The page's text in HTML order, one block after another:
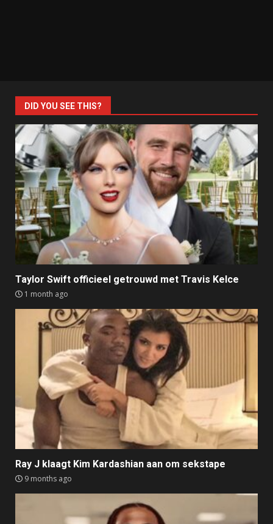
DID YOU SEE THIS?
Taylor Swift officieel getrouwd met Travis Kelce
1 month ago
Ray J klaagt Kim Kardashian aan om sekstape
9 months ago